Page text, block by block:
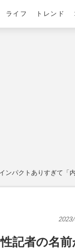
ライフ トレンド
ンパクトありすぎて「
記者の名前